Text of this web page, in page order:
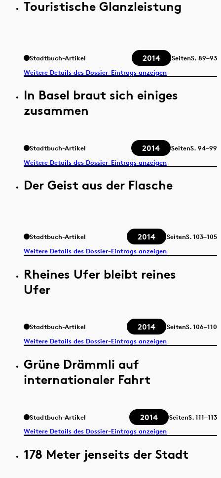
Touristische Glanzleistung
Stadtbuch-Artikel 2014 SeitenS. 89–93
Weitere Details des Dossier-Eintrags anzeigen
In Basel braut sich einiges
zusammen
Stadtbuch-Artikel 2014 SeitenS. 94–99
Weitere Details des Dossier-Eintrags anzeigen
Der Geist aus der Flasche
Stadtbuch-Artikel 2014 SeitenS.103–105
Weitere Details des Dossier-Eintrags anzeigen
Rheines Ufer bleibt reines
Ufer
Stadtbuch-Artikel 2014 SeitenS.106–110
Weitere Details des Dossier-Eintrags anzeigen
Grüne Drämmli auf
internationaler Fahrt
Stadtbuch-Artikel 2014 SeitenS.111–113
Weitere Details des Dossier-Eintrags anzeigen
178 Meter jenseits der Stadt